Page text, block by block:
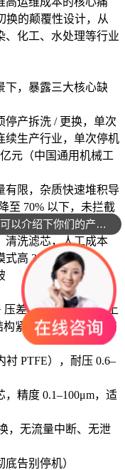
换的颠覆性设计，从
、化工、水处理等行业
下，暴露三大核心缺
停产拆洗 / 更换，单次
续生产行业，单次停机
元（中国通用机械工
有限，杂质快速堆积导
至 70% 以下，未拦截
终端产品。
清洗滤芯，人工成本
高 35% 以上。
差监测表 + 快开式上
紧凑，占地仅为单筒
衬 PTFE），耐压 0.6–
精度 0.1–100μm，适
，无流量中断、无泄
告别停机）
可以介绍下你们的产品么